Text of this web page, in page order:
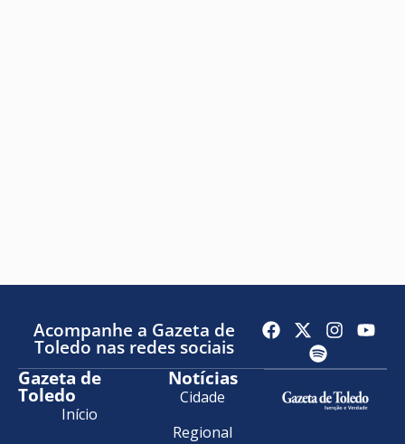
Acompanhe a Gazeta de
Toledo nas redes sociais
Gazeta de
Toledo
Início
Notícias
Cidade
Regional